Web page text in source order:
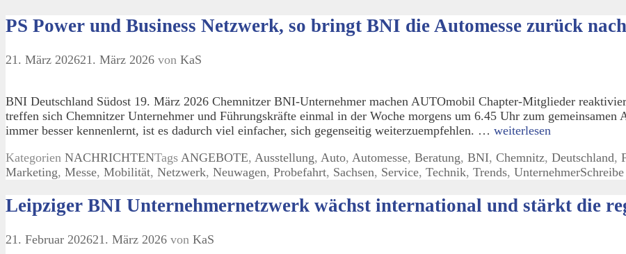
PS Power und Business Netzwerk, so bringt BNI die Automesse zurück
21. März 202621. März 2026 von KaS
BNI Deutschland Südost 19. März 2026 Chemnitzer BNI-Unternehmer machen AUTOmobil Chapter-Mitglieder
treffen sich Chemnitzer Unternehmer und Führungskräfte einmal in der Woche morgens um 6.45 Uhr zum
immer besser kennenlernt, ist es dadurch viel einfacher, sich gegenseitig weiterzuempfehlen. … weiterlesen
Kategorien NACHRICHTENTags ANGEBOTE, Ausstellung, Auto, Automesse, Beratung, BNI, Chemnitz, Deutschland,
Marketing, Messe, Mobilität, Netzwerk, Neuwagen, Probefahrt, Sachsen, Service, Technik, Trends, Unternehmer
Leipziger BNI Unternehmernetzwerk wächst international und stärkt die
21. Februar 202621. März 2026 von KaS